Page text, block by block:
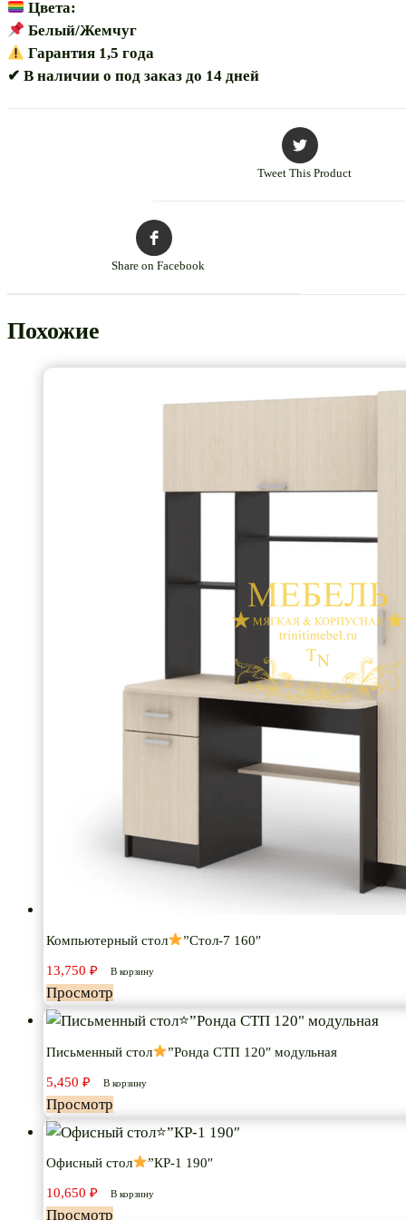
Цвета:
Белый/Жемчуг
Гарантия 1,5 года
✔ В наличии о под заказ до 14 дней
Tweet This Product
Share on Facebook
Похожие
Компьютерный стол ”Стол-7 160″
13,750 ₽ В корзину
Просмотр
Письменный стол ”Ронда СТП 120″ модульная
5,450 ₽ В корзину
Просмотр
Офисный стол ”КР-1 190″
10,650 ₽ В корзину
Просмотр